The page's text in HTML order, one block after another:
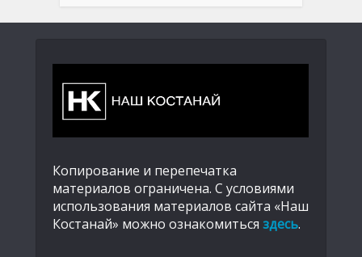
Копирование и перепечатка
материалов ограничена. С условиями
использования материалов сайта «Наш
Костанай» можно ознакомиться здесь.